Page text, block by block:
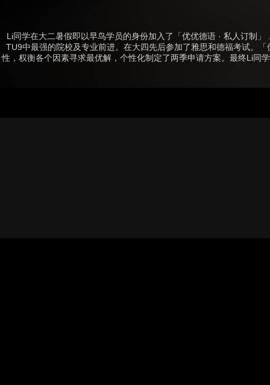
Li同学在大二暑假即以早鸟学员的身份加入了「优优德语 · 私人订制
TU9中最强的院校及专业前进。 在大四先后参加了雅思和德福考试。
性，权衡各个因素寻求最优解，个性化制定了两季申请方案。最终Li同